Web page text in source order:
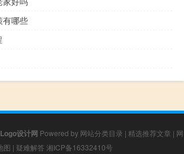
有哪些
Logo设计网 Powered by 网站分类目录 | 精选推荐文章 | 网
图 | 疑难解答 湘ICP备16332410号